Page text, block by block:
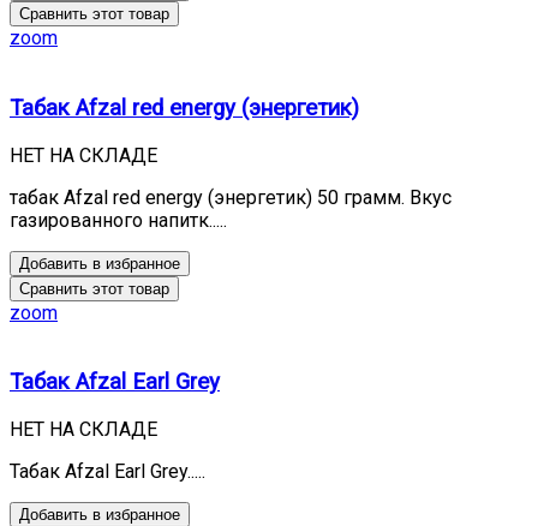
Сравнить этот товар
zoom
Табак Afzal red energy (энергетик)
НЕТ НА СКЛАДЕ
табак Afzal red energy (энергетик) 50 грамм. Вкус
газированного напитк.....
Добавить в избранное
Сравнить этот товар
zoom
Табак Afzal Earl Grey
НЕТ НА СКЛАДЕ
Табак Afzal Earl Grey.....
Добавить в избранное